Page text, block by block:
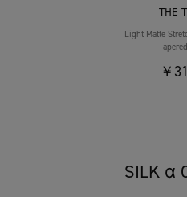
THE
Light Matte
￥
SILK α